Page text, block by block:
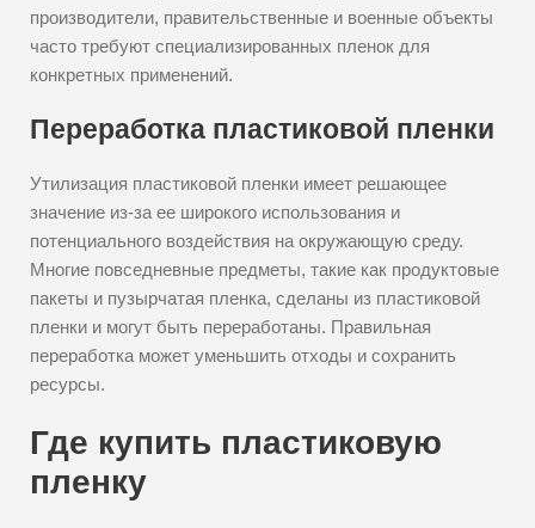
производители, правительственные и военные объекты
часто требуют специализированных пленок для
конкретных применений.
Переработка пластиковой пленки
Утилизация пластиковой пленки имеет решающее
значение из-за ее широкого использования и
потенциального воздействия на окружающую среду.
Многие повседневные предметы, такие как продуктовые
пакеты и пузырчатая пленка, сделаны из пластиковой
пленки и могут быть переработаны. Правильная
переработка может уменьшить отходы и сохранить
ресурсы.
Где купить пластиковую
пленку